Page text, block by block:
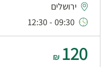
ירושלים
09:30 - 12:30
120
₪